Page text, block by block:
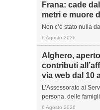
Frana: cade
metri e muore
Non c’è stato nulla
6 Agosto 2026
Alghero,
contributi
via web dal 10
L’Assessorato ai
persona, delle
6 Agosto 2026